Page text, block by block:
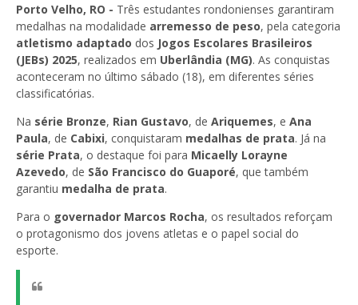
Porto Velho, RO - Três estudantes rondonienses garantiram
medalhas na modalidade arremesso de peso, pela categoria
atletismo adaptado dos Jogos Escolares Brasileiros
(JEBs) 2025, realizados em Uberlândia (MG). As conquistas
aconteceram no último sábado (18), em diferentes séries
classificatórias.
Na série Bronze, Rian Gustavo, de Ariquemes, e Ana
Paula, de Cabixi, conquistaram medalhas de prata. Já na
série Prata, o destaque foi para Micaelly Lorayne
Azevedo, de São Francisco do Guaporé, que também
garantiu medalha de prata.
Para o governador Marcos Rocha, os resultados reforçam
o protagonismo dos jovens atletas e o papel social do
esporte.